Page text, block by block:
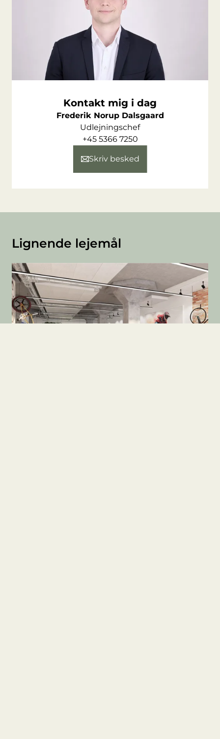
offentlig tilgængelig tagterrasse med restaurant,
og indbyder til både afslapning og socialt
samvær, mens de grønne områder skaber en
oase midt i byens travle liv. Bygningen er ideelt
placeret med let adgang til offentlig transport,
parkeringshus og cykelparkering, hvilket gør den
nem at nå for både bilister, cyklister og pendlere.
Huset skabes uden kompromiser og tilbyder en
hverdag hvor funktionalitet, kvalitet og
enestående design går op i en højere enhed.
Kontakt mig i dag
Frederik Norup Dalsgaard
Udlejningschef
+45 5366 7250
Skriv besked
Lignende lejemål